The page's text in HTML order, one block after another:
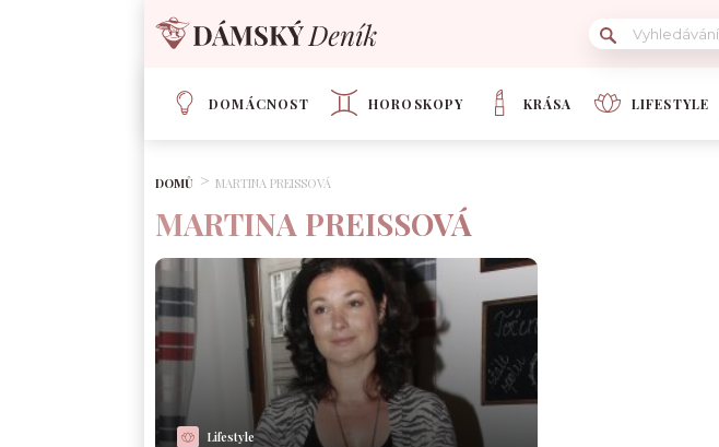
DOMÁCNOST HOROSKOPY KRÁSA LIFESTYLE
DOMŮ MARTINA PREISSOVÁ
MARTINA PREISSOVÁ
Lifestyle